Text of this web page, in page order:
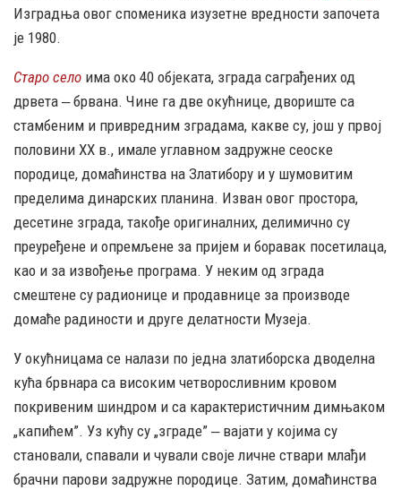
Изградња овог споменика изузетне вредности започета
је 1980.
Старо село има око 40 објеката, зграда саграђених од
дрвета ‒ брвана. Чине га две окућнице, двориште са
стамбеним и привредним зградама, какве су, још у првој
половини XX в., имале углавном задружне сеоске
породице, домаћинства на Златибору и у шумовитим
пределима динарских планина. Изван овог простора,
десетине зграда, такође оригиналних, делимично су
преуређене и опремљене за пријем и боравак посетилаца,
као и за извођење програма. У неким од зграда
смештене су радионице и продавнице за производе
домаће радиности и друге делатности Музеја.
У окућницама се налази по једна златиборска дводелна
кућа брвнара са високим четворосливним кровом
покривеним шиндром и са карактеристичним димњаком
„капићем”. Уз кућу су „зграде” ‒ вајати у којима су
становали, спавали и чували своје личне ствари млађи
брачни парови задружне породице. Затим, домаћинства